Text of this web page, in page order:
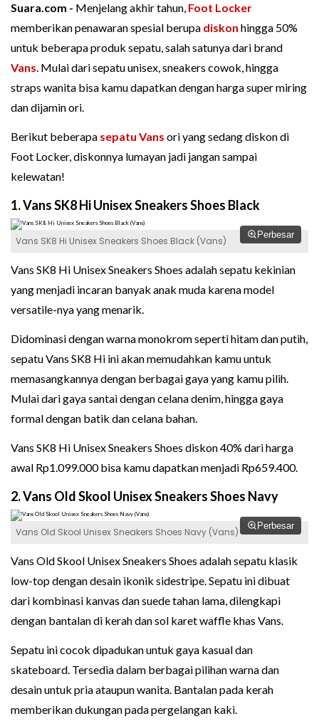
Suara.com - Menjelang akhir tahun, Foot Locker
memberikan penawaran spesial berupa diskon hingga 50%
untuk beberapa produk sepatu, salah satunya dari brand
Vans. Mulai dari sepatu unisex, sneakers cowok, hingga
straps wanita bisa kamu dapatkan dengan harga super miring
dan dijamin ori.
Berikut beberapa sepatu Vans ori yang sedang diskon di
Foot Locker, diskonnya lumayan jadi jangan sampai
kelewatan!
1. Vans SK8 Hi Unisex Sneakers Shoes Black
Perbesar
Vans SK8 Hi Unisex Sneakers Shoes Black (Vans)
Vans SK8 Hi Unisex Sneakers Shoes adalah sepatu kekinian
yang menjadi incaran banyak anak muda karena model
versatile-nya yang menarik.
Didominasi dengan warna monokrom seperti hitam dan putih,
sepatu Vans SK8 Hi ini akan memudahkan kamu untuk
memasangkannya dengan berbagai gaya yang kamu pilih.
Mulai dari gaya santai dengan celana denim, hingga gaya
formal dengan batik dan celana bahan.
Vans SK8 Hi Unisex Sneakers Shoes diskon 40% dari harga
awal Rp1.099.000 bisa kamu dapatkan menjadi Rp659.400.
2. Vans Old Skool Unisex Sneakers Shoes Navy
Perbesar
Vans Old Skool Unisex Sneakers Shoes Navy (Vans)
Vans Old Skool Unisex Sneakers Shoes adalah sepatu klasik
low-top dengan desain ikonik sidestripe. Sepatu ini dibuat
dari kombinasi kanvas dan suede tahan lama, dilengkapi
dengan bantalan di kerah dan sol karet waffle khas Vans.
Sepatu ini cocok dipadukan untuk gaya kasual dan
skateboard. Tersedia dalam berbagai pilihan warna dan
desain untuk pria ataupun wanita. Bantalan pada kerah
memberikan dukungan pada pergelangan kaki.